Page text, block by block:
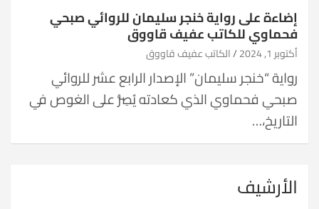
إضاءة على رواية خنجر سليمان للروائي صبحي
فحماوي للكاتب عفيف قاووق
أكتوبر 1, 2024 الكاتب عفيف قاووق
رواية “خنجر سليمان” الإصدار الرابع عشر للروائي
صبحي فحماوي الذي كعادته يُصِرُّ على الغوص في
التاريخ،…
الأرشيف